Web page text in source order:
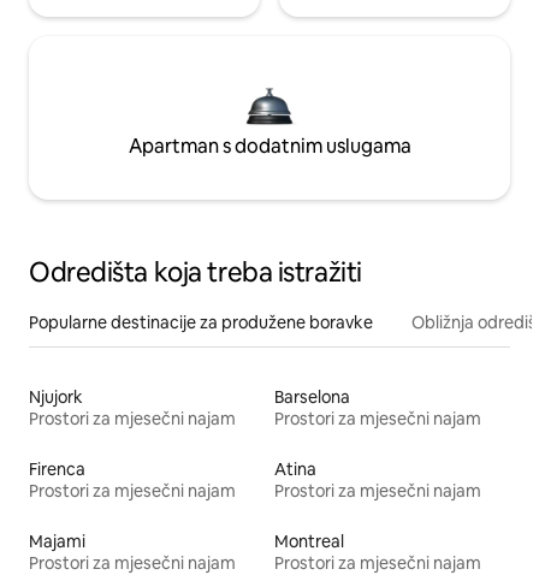
Apartman s dodatnim uslugama
Odredišta koja treba istražiti
Popularne destinacije za produžene boravke Obližnja
Njujork
Prostori za mjesečni najam
Barselona
Prostori za mjesečni najam
Firenca
Prostori za mjesečni najam
Atina
Prostori za mjesečni najam
Majami
Prostori za mjesečni najam
Montreal
Prostori za mjesečni najam